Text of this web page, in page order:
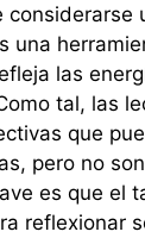
una
las
tal, las
que
pero no son
es que el
reflexionar